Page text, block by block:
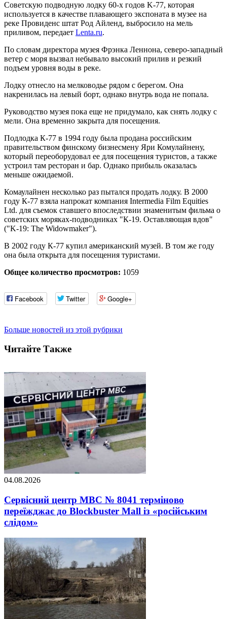
Советскую подводную лодку 60-х годов K-77, которая
используется в качестве плавающего экспоната в музее на
реке Провиденс штат Род Айленд, выбросило на мель
приливом, передает Lenta.ru.
По словам директора музея Фрэнка Леннона, северо-западный
ветер с моря вызвал небывало высокий прилив и резкий
подъем уровня воды в реке.
Лодку отнесло на мелководье рядом с берегом. Она
накренилась на левый борт, однако внутрь вода не попала.
Руководство музея пока еще не придумало, как снять лодку с
мели. Она временно закрыта для посещения.
Подлодка К-77 в 1994 году была продана российским
правительством финскому бизнесмену Яри Комулайнену,
который переоборудовал ее для посещения туристов, а также
устроил там ресторан и бар. Однако прибыль оказалась
меньше ожидаемой.
Комаулайнен несколько раз пытался продать лодку. В 2000
году К-77 взяла напрокат компания Intermedia Film Equities
Ltd. для съемок ставшего впоследствии знаменитым фильма о
советских моряках-подводниках "К-19. Оставляющая вдов"
("K-19: The Widowmaker").
В 2002 году К-77 купил американский музей. В том же году
она была открыта для посещения туристами.
Общее количество просмотров: 1059
Facebook Twitter Google+
Больше новостей из этой рубрики
Читайте Также
04.08.2026
Сервісний центр МВС № 8041 терміново
переїжджає до Blockbuster Mall із «російським
слідом»